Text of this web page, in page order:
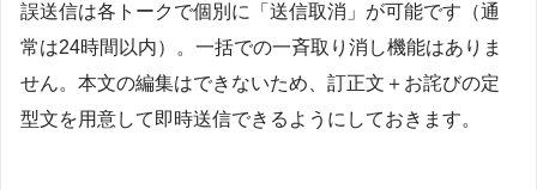
誤送信は各トークで個別に「送信取消」が可能です（通
常は24時間以内）。一括での一斉取り消し機能はありま
せん。本文の編集はできないため、訂正文＋お詫びの定
型文を用意して即時送信できるようにしておきます。